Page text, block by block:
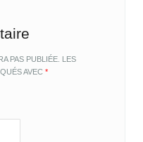
PAS PUBLIÉE. LES
AVEC*